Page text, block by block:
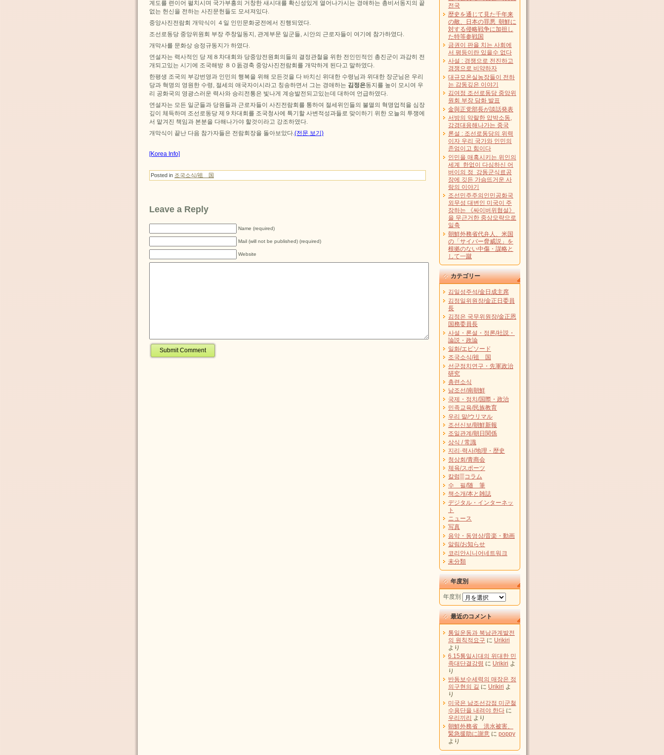
계도를 련이어 펼치시며 국가부흥의 거창한 새시대를 확신성있게 열어나가시는 경애하는 총비서동지의 끝
없는 헌신을 전하는 사진문헌들도 모셔져있다.
중앙사진전람회 개막식이 ４일 인민문화궁전에서 진행되였다.
조선로동당 중앙위원회 부장 주창일동지, 관계부문 일군들, 시안의 근로자들이 여기에 참가하였다.
개막사를 문화상 승정규동지가 하였다.
연설자는 력사적인 당 제８차대회와 당중앙전원회의들의 결정관철을 위한 전인민적인 총진군이 과감히 전
개되고있는 시기에 조국해방 ８０돐경축 중앙사진전람회를 개막하게 된다고 말하였다.
한평생 조국의 부강번영과 인민의 행복을 위해 모든것을 다 바치신 위대한 수령님과 위대한 장군님은 우리
당과 혁명의 영원한 수령, 절세의 애국자이시라고 칭송하면서 그는 경애하는 김정은동지를 높이 모시여 우
리 공화국의 영광스러운 력사와 승리전통은 빛나게 계승발전되고있는데 대하여 언급하였다.
연설자는 모든 일군들과 당원들과 근로자들이 사진전람회를 통하여 절세위인들의 불멸의 혁명업적을 심장
깊이 체득하며 조선로동당 제９차대회를 조국청사에 특기할 사변적성과들로 맞이하기 위한 오늘의 투쟁에
서 맡겨진 책임과 본분을 다해나가야 할것이라고 강조하였다.
개막식이 끝난 다음 참가자들은 전람회장을 돌아보았다.(전문 보기)
[Korea Info]
Posted in 조국소식/祖 国
Leave a Reply
Name (required)
Mail (will not be published) (required)
Website
전국
歴史を通じて見た千年来
の敵、日本の罪悪 朝鮮に
対する侵略戦争に加担し
た特等参戦国
금권이 판을 치는 사회에
서 평등이란 있을수 없다
사설 : 경쟁으로 전진하고
경쟁으로 비약하자
대규모온실농장들이 전하
는 감동깊은 이야기
김여정 조선로동당 중앙위
원회 부장 담화 발표
金與正党部長が談話発表
서방의 악랄한 압박소동,
강경대응해나가는 중국
론설 : 조선로동당의 위력
이자 우리 국가와 인민의
존엄이고 힘이다
인민을 매혹시키는 위인의
세계 한없이 다심하신 어
버이의 정 강동군식료공
장에 깃든 가슴뜨거운 사
랑의 이야기
조선민주주의인민공화국
외무성 대변인 미국이 주
장하는 《싸이버위협설》
을 무근거한 중상모략으로
일축
朝鮮外務省代弁人、米国
の「サイバー脅威説」を
根拠のない中傷・謀略と
して一蹴
カテゴリー
김일성주석/金日成主席
김정일위원장/金正日委員
長
김정은 국무위원장/金正恩
国務委員長
사설・론설・정론/社説・
論説・政論
일화/エピソード
조국소식/祖 国
선군정치연구・先軍政治
研究
총련소식
남조선/南朝鮮
국제・정치/国際・政治
민족교육/民族教育
우리 말/ウリマル
조선신보/朝鮮新報
조일관계/朝日関係
상식 / 常識
지리·력사/地理・歴史
청상회/青商会
체육/スポーツ
칼럼▒コラム
수 필/随 筆
책소개/本と雑誌
デジタル・インターネッ
ト
ニュース
写真
음악・동영상/音楽・動画
알림/お知らせ
코리안시니어네트워크
未分類
年度別
年度別
最近のコメント
통일운동과 북남관계발전
의 원칙적요구 に Urikiri
より
6.15통일시대의 위대한 민
족대단결강령 に Urikiri よ
り
반동보수세력의 매장은 정
의구현의 길 に Urikiri よ
り
미국은 남조선강점 미군철
수용단을 내려야 한다 に
우리끼리 より
朝鮮外務省 洪水被害、
緊急援助に謝意 に poppy
より